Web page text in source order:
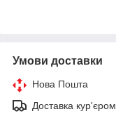
Умови доставки
Нова Пошта
Доставка кур'єром